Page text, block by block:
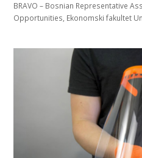
BRAVO – Bosnian Representative
Opportunities, Ekonomski fakultet